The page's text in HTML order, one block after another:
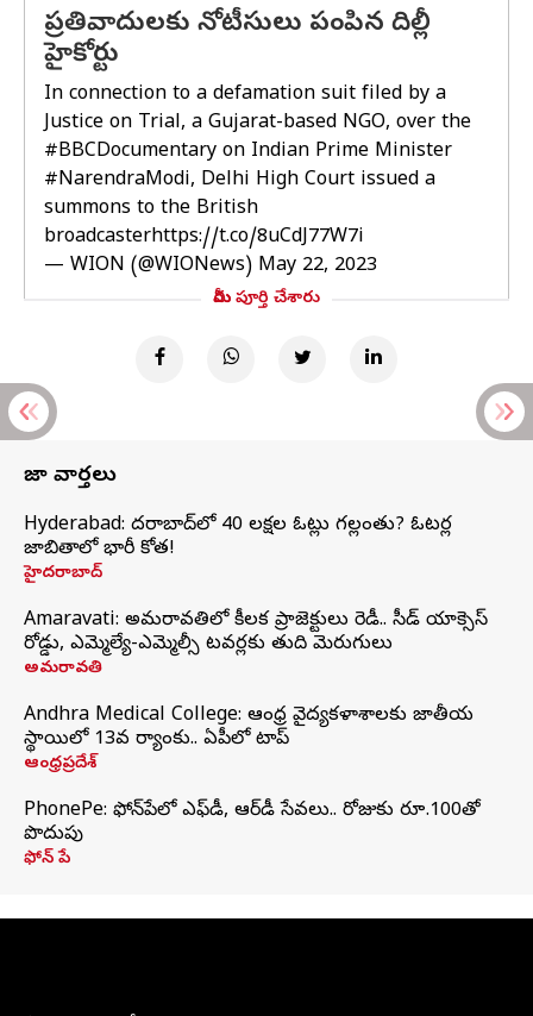
ప్రతివాదులకు నోటీసులు పంపిన దిల్లీ
హైకోర్టు
In connection to a defamation suit filed by a
Justice on Trial, a Gujarat-based NGO, over the
#BBCDocumentary on Indian Prime Minister
#NarendraModi, Delhi High Court issued a
summons to the British
broadcasterhttps://t.co/8uCdJ77W7i
— WION (@WIONews) May 22, 2023
మీరు పూర్తి చేశారు
తాజా వార్తలు
Hyderabad: హైదరాబాద్‌లో 40 లక్షల ఓట్లు గల్లంతు? ఓటర్ల
జాబితాలో భారీ కోత!
హైదరాబాద్
Amaravati: అమరావతిలో కీలక ప్రాజెక్టులు రెడీ.. సీడ్‌ యాక్సెస్‌
రోడ్డు, ఎమ్మెల్యే-ఎమ్మెల్సీ టవర్లకు తుది మెరుగులు
అమరావతి
Andhra Medical College: ఆంధ్ర వైద్యకళాశాలకు జాతీయ
స్థాయిలో 13వ ర్యాంకు.. ఏపీలో టాప్
ఆంధ్రప్రదేశ్
PhonePe: ఫోన్‌పేలో ఎఫ్‌డీ, ఆర్‌డీ సేవలు.. రోజుకు రూ.100తో
పొదుపు
ఫోన్‌ పే